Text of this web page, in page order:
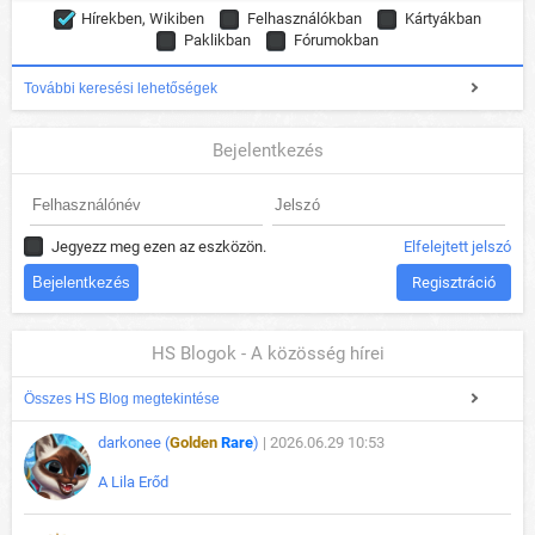
Hírekben, Wikiben Felhasználókban
Kártyákban
Paklikban
Fórumokban
További keresési lehetőségek
Bejelentkezés
Jegyezz meg ezen az eszközön. Elfelejtett jelszó
Regisztráció
HS Blogok - A közösség hírei
Összes HS Blog megtekintése
darkonee (Golden Rare) | 2026.06.29 10:53
A Lila Erőd